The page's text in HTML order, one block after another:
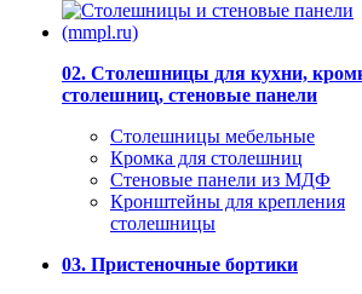
02. Столешницы для кухни,
столешниц, стеновые панели
Столешницы мебельные
Кромка для столешниц
Стеновые панели из МДФ
Кронштейны для крепления
столешницы
03. Пристеночные бортики